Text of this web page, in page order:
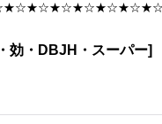
効・DBJH・スーパー]